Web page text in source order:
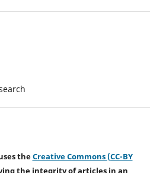
theCreative Commons (CC-BY
the integrity of articles in an